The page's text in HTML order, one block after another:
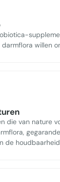
willen
die van nature
de